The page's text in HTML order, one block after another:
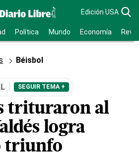
Edición USA
Política Mundo Economía
Béisbol
SEGUIR TEMA +
trituraron al
logra
triunfo